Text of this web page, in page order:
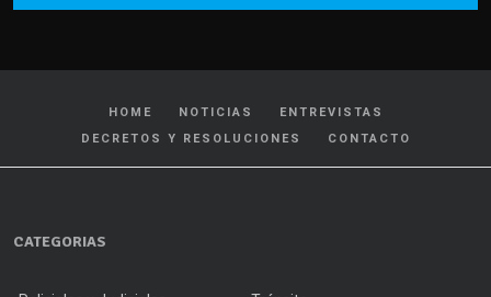
HOME NOTICIAS
ENTREVISTAS
DECRETOS Y RESOLUCIONES
CONTACTO
CATEGORIAS